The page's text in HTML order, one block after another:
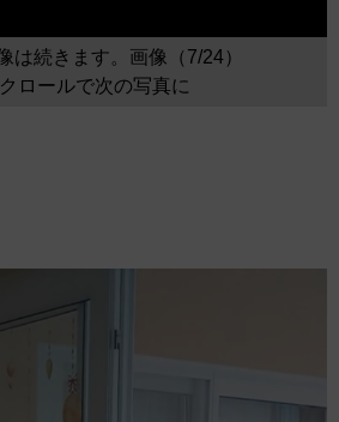
は続きます。画像（7/24）
ロールで次の写真に